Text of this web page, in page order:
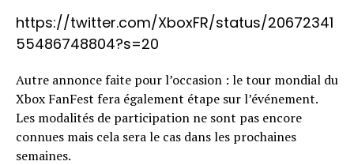
https://twitter.com/XboxFR/status/20672341
55486748804?s=20
Autre annonce faite pour l’occasion : le tour mondial du
Xbox FanFest fera également étape sur l’événement.
Les modalités de participation ne sont pas encore
connues mais cela sera le cas dans les prochaines
semaines.